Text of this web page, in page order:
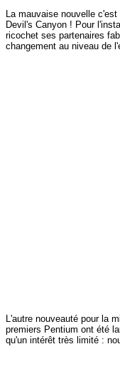
La mauvaise nouvelle
Devil's Canyon ! Pour
ricochet ses partenaires
changement au niveau de
L'autre nouveauté pour la
premiers Pentium ont été
qu'un intérêt très limité :